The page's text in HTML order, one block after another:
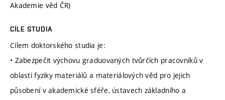
Akademie věd ČR)
CÍLE STUDIA
Cílem doktorského studia je:
• Zabezpečit výchovu graduovaných tvůrčích pracovníků v
oblasti fyziky materiálů a materiálových věd pro jejich
působení v akademické sféře, ústavech základního a